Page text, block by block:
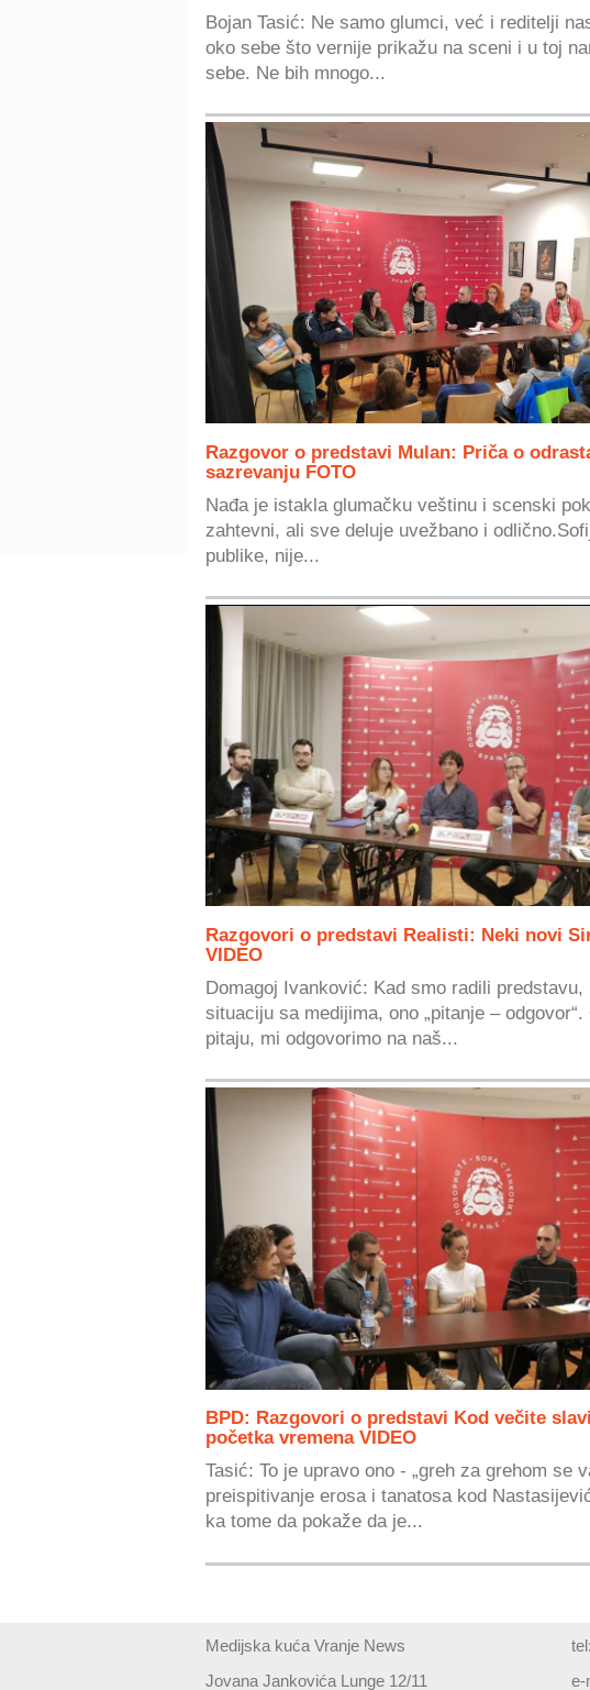
Bojan Tasić: Ne samo glumci, već i reditelji
oko sebe što vernije prikažu na sceni i u toj
sebe. Ne bih mnogo...
Razgovor o predstavi Mulan: Priča o
sazrevanju FOTO
Nađa je istakla glumačku veštinu i scenski
zahtevni, ali sve deluje uvežbano i
publike, nije...
Razgovori o predstavi Realisti: Neki novi
VIDEO
Domagoj Ivanković: Kad smo radili predstavu,
situaciju sa medijima, ono „pitanje –
pitaju, mi odgovorimo na naš...
BPD: Razgovori o predstavi Kod večite
početka vremena VIDEO
Tasić: To je upravo ono - „greh za grehom se
preispitivanje erosa i tanatosa kod
ka tome da pokaže da je...
Medijska kuća Vranje News
Jovana Jankovića Lunge 12/11
e-